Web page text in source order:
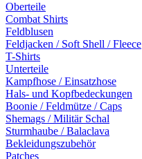
Oberteile
Combat Shirts
Feldblusen
Feldjacken / Soft Shell / Fleece
T-Shirts
Unterteile
Kampfhose / Einsatzhose
Hals- und Kopfbedeckungen
Boonie / Feldmütze / Caps
Shemags / Militär Schal
Sturmhaube / Balaclava
Bekleidungszubehör
Patches